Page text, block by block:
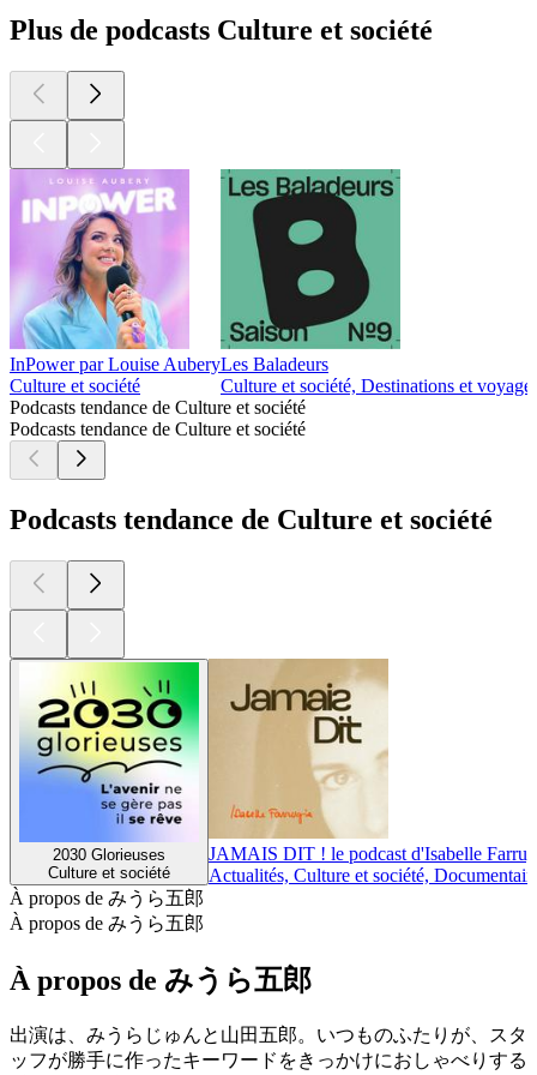
Plus de podcasts Culture et société
InPower par Louise Aubery
Culture et société
Les Baladeurs
Culture et société, Destinations et
Podcasts tendance de Culture et société
Podcasts tendance de Culture et société
Podcasts tendance de Culture et société
2030 Glorieuses
Culture et société
JAMAIS DIT ! le podcast d'Isabelle
Actualités, Culture et société,
À propos de みうら五郎
À propos de みうら五郎
À propos de みうら五郎
出演は、みうらじゅんと山田五郎。いつものふたりが、スタ
ッフが勝手に作ったキーワードをきっかけにおしゃべりする